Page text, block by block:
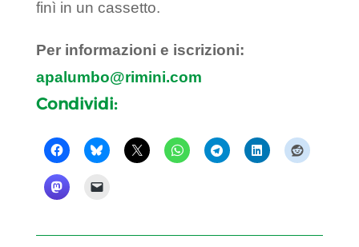
finì in un cassetto.
Per informazioni e iscrizioni:
apalumbo@rimini.com
Condividi: